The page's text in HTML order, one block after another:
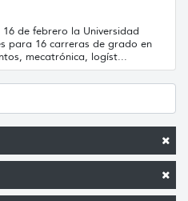
de febrero la Universidad
para 16 carreras de grado en
mecatrónica, logíst...